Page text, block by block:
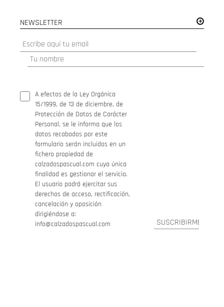
NEWSLETTER
A efectos de la Ley Orgánica
15/1999, de 13 de diciembre, de
Protección de Datos de Carácter
Personal, se le informa que los
datos recabados por este
formulario serán incluidos en un
fichero propiedad de
calzadospascual.com cuya única
finalidad es gestionar el servicio.
El usuario podrá ejercitar sus
derechos de acceso, rectificación,
cancelación y oposición
dirigiéndose a:
info@calzadospascual.com